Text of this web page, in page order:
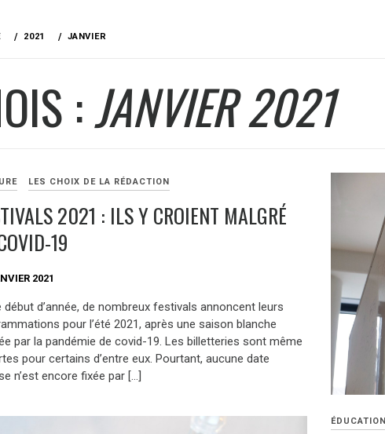
2021 JANVIER
:JANVIER 2021
LES CHOIX DE LA RÉDACTION
2021 : ILS Y CROIENT MALGRÉ
19
2021
début d’année, de nombreux festivals annoncent leurs
pour l’été 2021, après une saison blanche
par la pandémie de covid-19. Les billetteries sont même
pour certains d’entre eux. Pourtant, aucune date
n’est encore fixée par […]
ÉDUCATION